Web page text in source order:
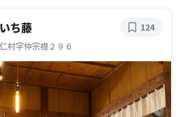
ち藤
村字仲宗根２９６
124